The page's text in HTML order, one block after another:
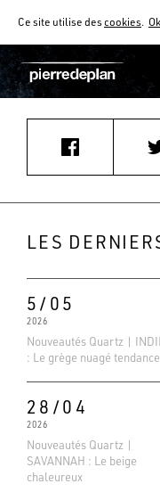
Ce site utilise descookies. Ok
AIDE AU CHOIX
Accueil Actualités PERENE
LES
5/05
2026
Nouveautés Quartz |
: Le grège nuagé tendance
28/04
2026
Nouveautés Quartz |
SAVANNAH : Le beige
chaleureux